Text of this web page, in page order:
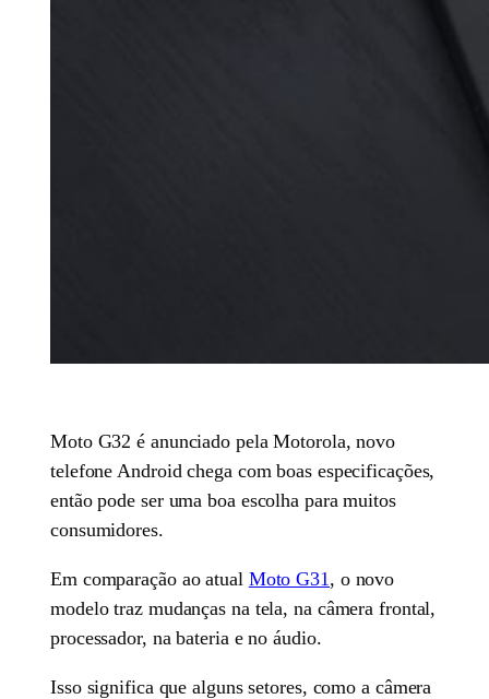
Moto G32 é anunciado pela Motorola, novo
telefone Android chega com boas especificações,
então pode ser uma boa escolha para muitos
consumidores.
Em comparação ao atual Moto G31 , o novo
modelo traz mudanças na tela, na câmera frontal,
processador, na bateria e no áudio.
Isso significa que alguns setores, como a câmera